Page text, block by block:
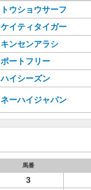
トウショウサーフ
ケイティタイガー
キンセンアラシ
ポートフリー
ハイシーズン
ネーハイジャパン
馬番
3